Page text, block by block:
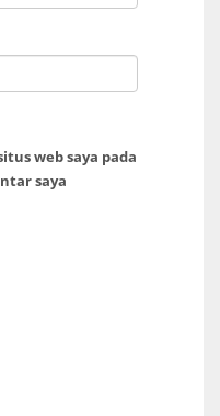
web saya pada
saya